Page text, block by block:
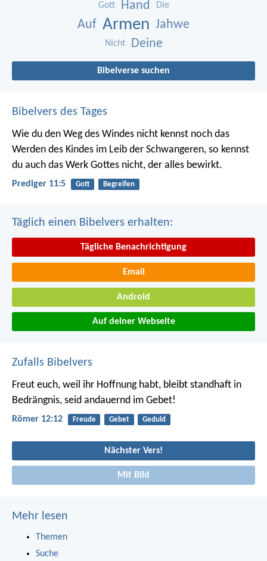
Gott Hand Die
Auf Armen Jahwe
Nicht Deine
Bibelverse suchen
Bibelvers des Tages
Wie du den Weg des Windes nicht kennst noch das
Werden des Kindes im Leib der Schwangeren, so kennst
du auch das Werk Gottes nicht, der alles bewirkt.
Prediger 11:5 Gott Begreifen
Täglich einen Bibelvers erhalten:
Tägliche Benachrichtigung
Email
Android
Auf deiner Webseite
Zufalls Bibelvers
Freut euch, weil ihr Hoffnung habt, bleibt standhaft in
Bedrängnis, seid andauernd im Gebet!
Römer 12:12 Freude Gebet Geduld
Nächster Vers!
Mit Bild
Mehr lesen
Themen
Suche